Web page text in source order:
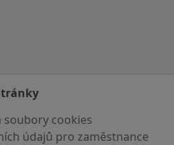
soubory cookies
údajů pro zaměstnance